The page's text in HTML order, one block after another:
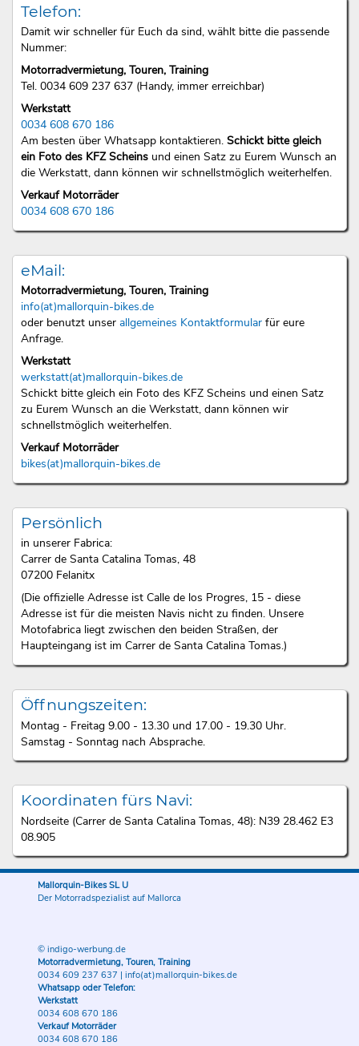
Telefon:
Damit wir schneller für Euch da sind, wählt bitte die passende
Nummer:
Motorradvermietung, Touren, Training
Tel. 0034 609 237 637 (Handy, immer erreichbar)
Werkstatt
0034 608 670 186
Am besten über Whatsapp kontaktieren. Schickt bitte gleich
ein Foto des KFZ Scheinsund einen Satz zu Eurem Wunsch an
die Werkstatt, dann können wir schnellstmöglich weiterhelfen.
Verkauf Motorräder
0034 608 670 186
eMail:
Motorradvermietung, Touren, Training
info(at)mallorquin-bikes.de
oder benutzt unser allgemeines Kontaktformularfür eure
Anfrage.
Werkstatt
werkstatt(at)mallorquin-bikes.de
Schickt bitte gleich ein Foto des KFZ Scheins und einen Satz
zu Eurem Wunsch an die Werkstatt, dann können wir
schnellstmöglich weiterhelfen.
Verkauf Motorräder
bikes(at)mallorquin-bikes.de
Persönlich
in unserer Fabrica:
Carrer de Santa Catalina Tomas, 48
07200 Felanitx
(Die offizielle Adresse ist Calle de los Progres, 15 - diese
Adresse ist für die meisten Navis nicht zu finden. Unsere
Motofabrica liegt zwischen den beiden Straßen, der
Haupteingang ist im Carrer de Santa Catalina Tomas.)
Öffnungszeiten:
Montag - Freitag 9.00 - 13.30 und 17.00 - 19.30 Uhr.
Samstag - Sonntag nach Absprache.
Koordinaten fürs Navi:
Nordseite (Carrer de Santa Catalina Tomas, 48): N39 28.462 E3
08.905
Mallorquin-Bikes SL U
Der Motorradspezialist auf Mallorca
© indigo-werbung.de
Motorradvermietung, Touren, Training
0034 609 237 637 | info(at)mallorquin-bikes.de
Whatsapp oder Telefon:
Werkstatt
0034 608 670 186
Verkauf Motorräder
0034 608 670 186